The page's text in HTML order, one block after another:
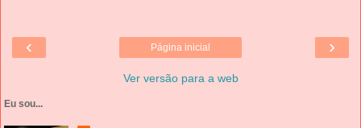
‹ ›
Página inicial
Ver versão para a web
Eu sou...